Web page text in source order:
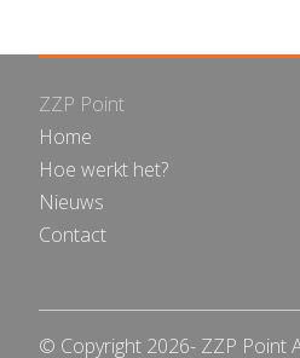
ZZP Point
Home
Hoe werkt het?
Nieuws
Contact
© Copyright 2026- ZZP Point